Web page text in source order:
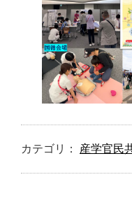
カテゴリ： 産学官民